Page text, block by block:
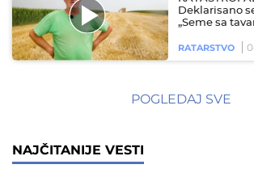
Deklarisano
„Seme sa
RATARSTVO
POGLEDAJ SVE
NAJČITANIJE VESTI